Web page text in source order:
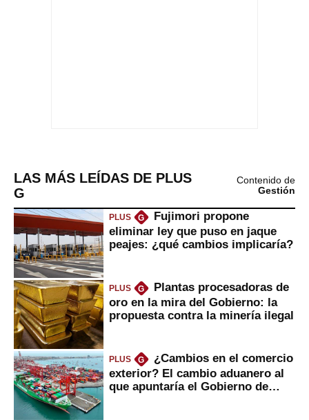
LAS MÁS LEÍDAS DE PLUS
G
Contenido de
Gestión
PLUS G
Fujimori propone
eliminar ley que puso en jaque
peajes: ¿qué cambios implicaría?
PLUS G
Plantas procesadoras de
oro en la mira del Gobierno: la
propuesta contra la minería ilegal
PLUS G
¿Cambios en el comercio
exterior? El cambio aduanero al
que apuntaría el Gobierno de